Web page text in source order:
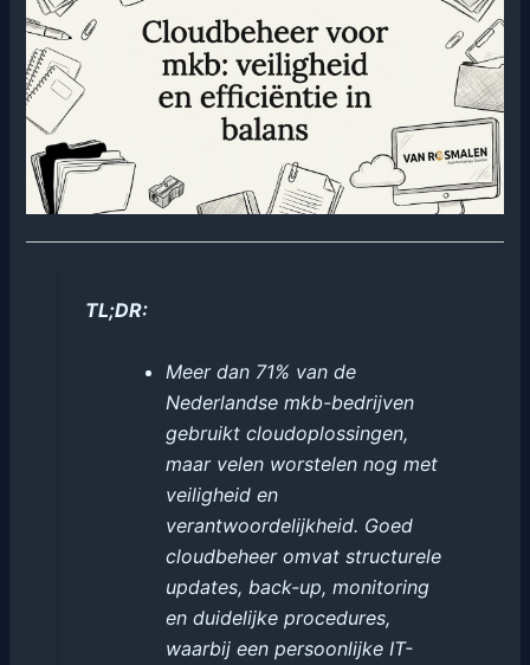
TL;DR:
Meer dan 71% van de
Nederlandse mkb-bedrijven
gebruikt cloudoplossingen,
maar velen worstelen nog met
veiligheid en
verantwoordelijkheid. Goed
cloudbeheer omvat structurele
updates, back-up, monitoring
en duidelijke procedures,
waarbij een persoonlijke IT-